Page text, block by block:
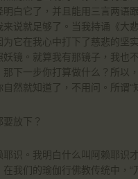
白它了，并且能用三言两语
说就足够了。当我持诵《大
它在我心中打下了慈悲的坚
镜。就算我有那镜子，我也
下一步你打算做什么？所以
然就知道了，不用问。所谓“
放下？
识。我明白什么叫阿赖耶识
我们的瑜伽行佛教传统中，“